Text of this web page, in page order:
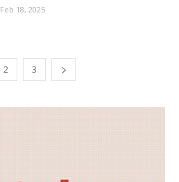
Feb 18, 2025
2 3